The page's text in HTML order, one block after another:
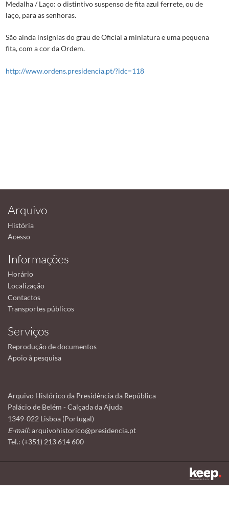
Medalha / Laço: o distintivo suspenso de fita azul ferrete, ou de
laço, para as senhoras.
São ainda insígnias do grau de Oficial a miniatura e uma pequena
fita, com a cor da Ordem.
http://www.ordens.presidencia.pt/?idc=118
Arquivo
História
Acesso
Informações
Horário
Localização
Contactos
Transportes públicos
Serviços
Reprodução de documentos
Apoio à pesquisa
Arquivo Histórico da Presidência da República
Palácio de Belém - Calçada da Ajuda
1349-022 Lisboa (Portugal)
E-mail:arquivohistorico@presidencia.pt
Tel.: (+351) 213 614 600